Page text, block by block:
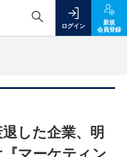
ログイン
新規
会員登録
した企業、明
マーケティン